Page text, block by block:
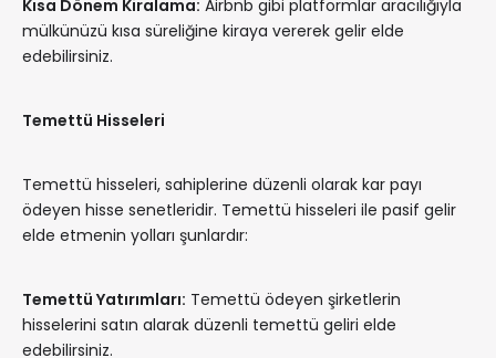
Kısa Dönem Kiralama: Airbnb gibi platformlar aracılığıyla
mülkünüzü kısa süreliğine kiraya vererek gelir elde
edebilirsiniz.
Temettü Hisseleri
Temettü hisseleri, sahiplerine düzenli olarak kar payı
ödeyen hisse senetleridir. Temettü hisseleri ile pasif gelir
elde etmenin yolları şunlardır:
Temettü Yatırımları: Temettü ödeyen şirketlerin
hisselerini satın alarak düzenli temettü geliri elde
edebilirsiniz.